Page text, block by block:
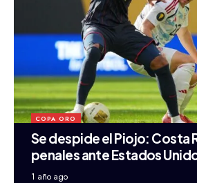
COPA ORO
Se despide el Piojo: Costa
penales ante Estados
1 año ago